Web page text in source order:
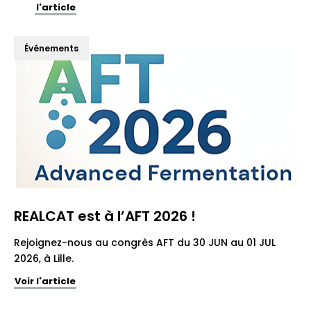
Voir l'article
Événements
REALCAT est à l’AFT 2026 !
Rejoignez-nous au congrès AFT du 30 JUN au 01 JUL
2026, à Lille.
Voir l'article